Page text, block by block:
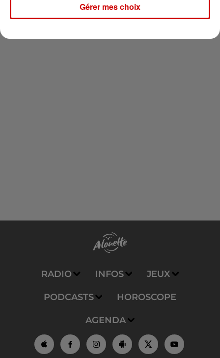
RADIO INFOS JEUX
PODCASTS HOROSCOPE
AGENDA
Gérer mes choix